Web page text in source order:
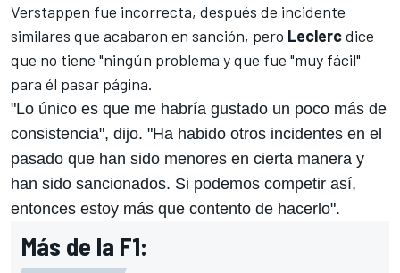
Verstappen fue incorrecta, después de incidente
similares que acabaron en sanción, pero Leclercdice
que no tiene "ningún problema y que fue "muy fácil"
para él pasar página.
"Lo único es que me habría gustado un poco más de
consistencia", dijo. "Ha habido otros incidentes en el
pasado que han sido menores en cierta manera y
han sido sancionados. Si podemos competir así,
entonces estoy más que contento de hacerlo".
Más de la F1: